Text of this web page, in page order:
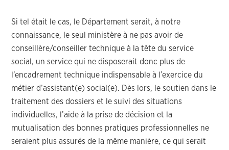
Si tel était le cas, le Département serait, à notre
connaissance, le seul ministère à ne pas avoir de
conseillère/conseiller technique à la tête du service
social, un service qui ne disposerait donc plus de
l’encadrement technique indispensable à l’exercice du
métier d’assistant(e) social(e). Dès lors, le soutien dans le
traitement des dossiers et le suivi des situations
individuelles, l’aide à la prise de décision et la
mutualisation des bonnes pratiques professionnelles ne
seraient plus assurés de la même manière, ce qui serait